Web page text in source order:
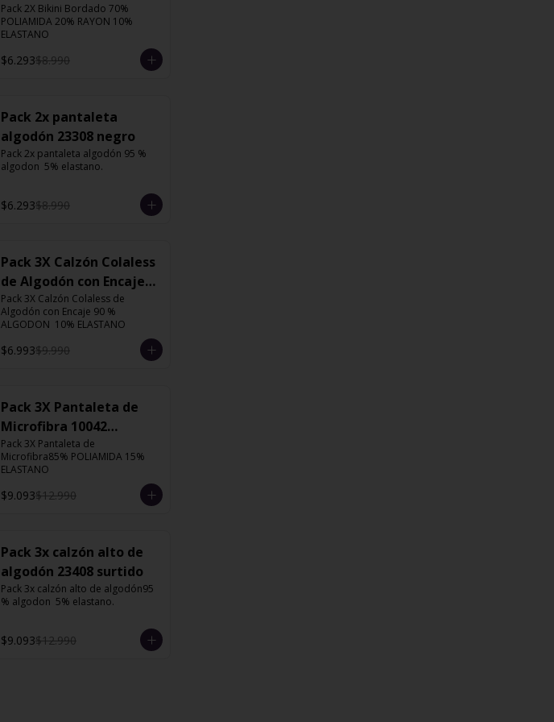
Pack 2X Bikini Bordado 70%
POLIAMIDA 20% RAYON 10%
ELASTANO
$6.293$8.990
Pack 2x pantaleta
algodón 23308 negro
Pack 2x pantaleta algodón 95 %
algodon  5% elastano.
$6.293$8.990
Pack 3X Calzón Colaless
de Algodón con Encaje
11662 Surtido-XG
Pack 3X Calzón Colaless de
Algodón con Encaje 90 %
ALGODON  10% ELASTANO
$6.993$9.990
Pack 3X Pantaleta de
Microfibra 10042
Surtido-XG
Pack 3X Pantaleta de
Microfibra85% POLIAMIDA 15%
ELASTANO
$9.093$12.990
Pack 3x calzón alto de
algodón 23408 surtido
Pack 3x calzón alto de algodón95
% algodon  5% elastano.
$9.093$12.990